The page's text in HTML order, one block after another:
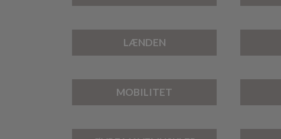
LÆNDEN
MOBILITET